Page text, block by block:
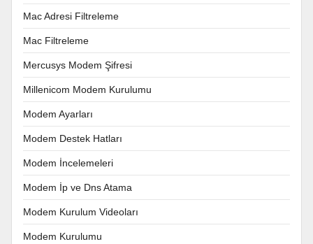
Mac Adresi Filtreleme
Mac Filtreleme
Mercusys Modem Şifresi
Millenicom Modem Kurulumu
Modem Ayarları
Modem Destek Hatları
Modem İncelemeleri
Modem İp ve Dns Atama
Modem Kurulum Videoları
Modem Kurulumu